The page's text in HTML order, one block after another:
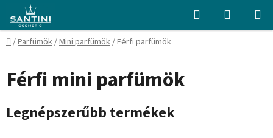
fő
tartalomhoz
Keresés KOSÁR
Kezdőlap
/Parfümök/Mini parfümök/Férfi parfümök
Férfi mini parfümök
Legnépszerűbb termékek